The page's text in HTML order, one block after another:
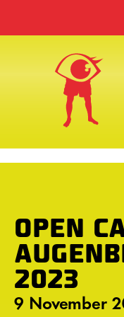
OPEN
2023
9 November